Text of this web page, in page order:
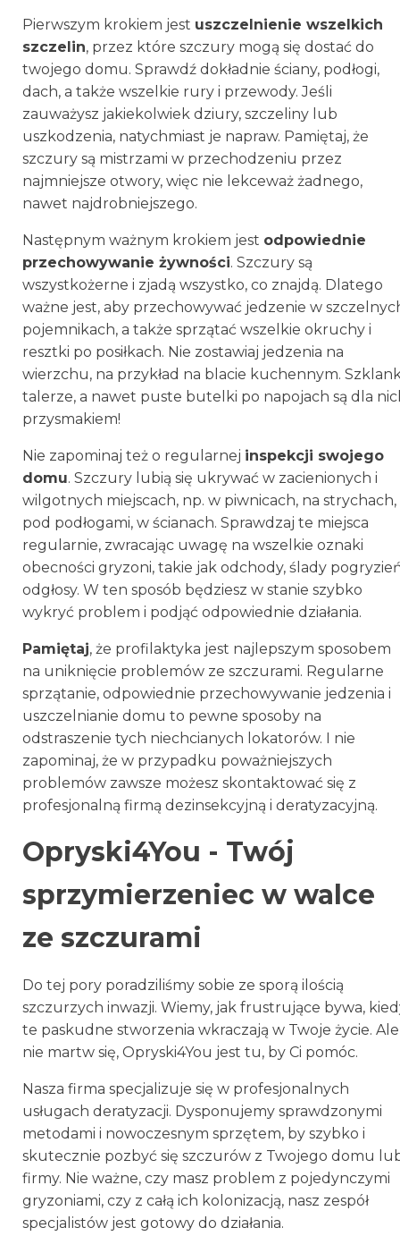
Pierwszym krokiem jest uszczelnienie wszelkich
szczelin, przez które szczury mogą się dostać do
twojego domu. Sprawdź dokładnie ściany, podłogi,
dach, a także wszelkie rury i przewody. Jeśli
zauważysz jakiekolwiek dziury, szczeliny lub
uszkodzenia, natychmiast je napraw. Pamiętaj, że
szczury są mistrzami w przechodzeniu przez
najmniejsze otwory, więc nie lekceważ żadnego,
nawet najdrobniejszego.
Następnym ważnym krokiem jest odpowiednie
przechowywanie żywności. Szczury są
wszystkożerne i zjadą wszystko, co znajdą. Dlatego
ważne jest, aby przechowywać jedzenie w
pojemnikach, a także sprzątać wszelkie okruchy i
resztki po posiłkach. Nie zostawiaj jedzenia na
wierzchu, na przykład na blacie kuchennym.
talerze, a nawet puste butelki po napojach są dla
przysmakiem!
Nie zapominaj też o regularnej inspekcji swojego
domu. Szczury lubią się ukrywać w zacienionych i
wilgotnych miejscach, np. w piwnicach, na strychach,
pod podłogami, w ścianach. Sprawdzaj te miejsca
regularnie, zwracając uwagę na wszelkie oznaki
obecności gryzoni, takie jak odchody, ślady
odgłosy. W ten sposób będziesz w stanie szybko
wykryć problem i podjąć odpowiednie działania.
Pamiętaj, że profilaktyka jest najlepszym sposobem
na uniknięcie problemów ze szczurami. Regularne
sprzątanie, odpowiednie przechowywanie jedzenia i
uszczelnianie domu to pewne sposoby na
odstraszenie tych niechcianych lokatorów. I nie
zapominaj, że w przypadku poważniejszych
problemów zawsze możesz skontaktować się z
profesjonalną firmą dezinsekcyjną i deratyzacyjną.
Opryski4You - Twój
sprzymierzeniec w walce
ze szczurami
Do tej pory poradziliśmy sobie ze sporą ilością
szczurzych inwazji. Wiemy, jak frustrujące bywa,
te paskudne stworzenia wkraczają w Twoje życie. Ale
nie martw się, Opryski4You jest tu, by Ci pomóc.
Nasza firma specjalizuje się w profesjonalnych
usługach deratyzacji. Dysponujemy sprawdzonymi
metodami i nowoczesnym sprzętem, by szybko i
skutecznie pozbyć się szczurów z Twojego domu
firmy. Nie ważne, czy masz problem z pojedynczymi
gryzoniami, czy z całą ich kolonizacją, nasz zespół
specjalistów jest gotowy do działania.